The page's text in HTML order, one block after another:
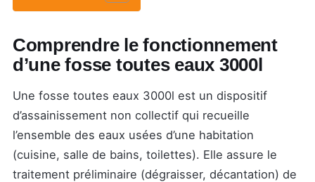
Comprendre le fonctionnement
d’une fosse toutes eaux 3000l
Une fosse toutes eaux 3000l est un dispositif
d’assainissement non collectif qui recueille
l’ensemble des eaux usées d’une habitation
(cuisine, salle de bains, toilettes). Elle assure le
traitement préliminaire (dégraisser, décantation) de